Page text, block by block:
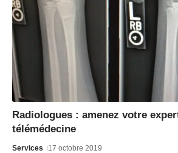
Radiologues : amenez votre
télémédecine
Services 17 octobre 2019